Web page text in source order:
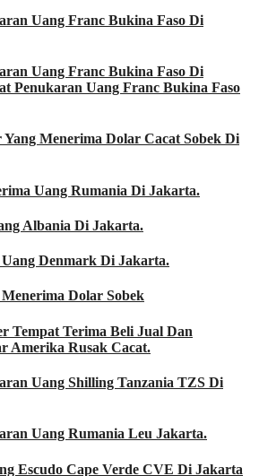
Uang Franc Bukina Faso Di
Uang Franc Bukina Faso Di
Penukaran Uang Franc Bukina Faso
Menerima Dolar Cacat Sobek Di
Uang Rumania Di Jakarta.
Albania Di Jakarta.
Denmark Di Jakarta.
Dolar Sobek
Tempat Terima Beli Jual Dan
Amerika Rusak Cacat.
Uang Shilling Tanzania TZS Di
Uang Rumania Leu Jakarta.
Escudo Cape Verde CVE Di Jakarta